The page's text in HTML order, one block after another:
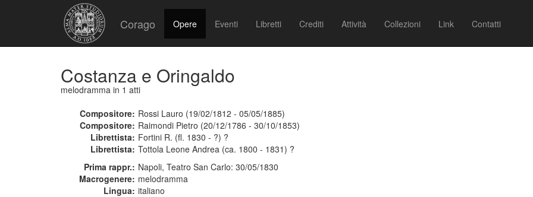
Corago Opere Eventi Libretti Crediti Attività Collezioni Link Contatti
Costanza e Oringaldo
melodramma in 1 atti
Compositore: Rossi Lauro (19/02/1812 - 05/05/1885)
Compositore: Raimondi Pietro (20/12/1786 - 30/10/1853)
Librettista: Fortini R. (fl. 1830 - ?) ?
Librettista: Tottola Leone Andrea (ca. 1800 - 1831) ?
Prima rappr.: Napoli, Teatro San Carlo: 30/05/1830
Macrogenere: melodramma
Lingua: italiano